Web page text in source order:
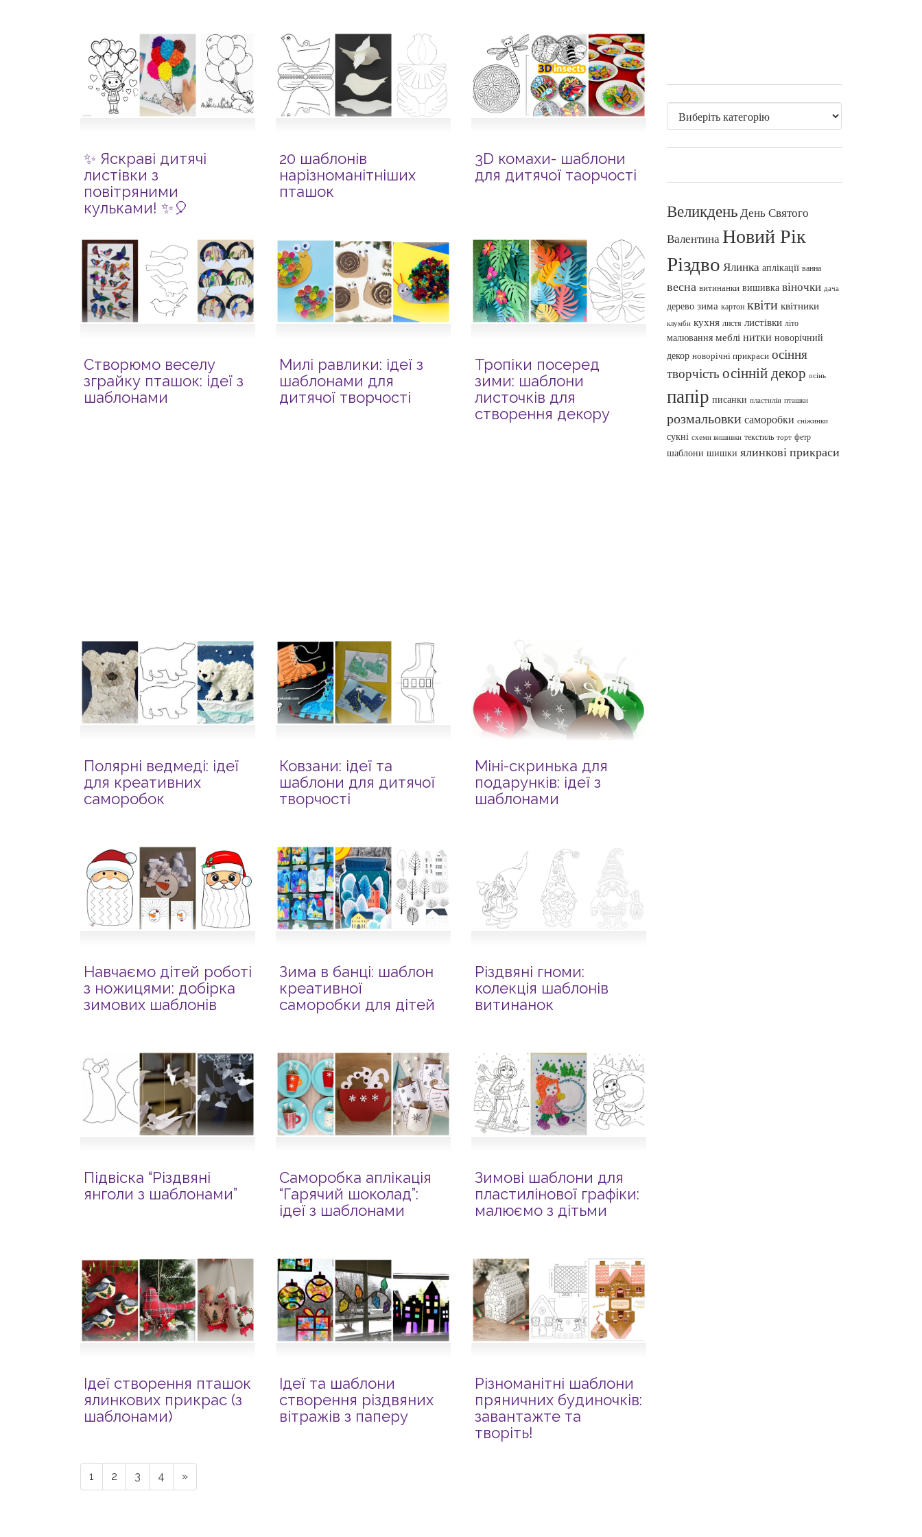
✨ Яскраві дитячі
листівки з
повітряними
кульками! ✨🎈
20 шаблонів
нарізноманітніших
пташок
3D комахи- шаблони
для дитячої таорчості
Створюмо веселу
зграйку пташок: ідеї з
шаблонами
Милі равлики: ідеї з
шаблонами для
дитячої творчості
Тропіки посеред
зими: шаблони
листочків для
створення декору
Полярні ведмеді: ідеї
для креативних
саморобок
Ковзани: ідеї та
шаблони для дитячої
творчості
Міні-скринька для
подарунків: ідеї з
шаблонами
Навчаємо дітей роботі
з ножицями: добірка
зимових шаблонів
Зима в банці: шаблон
креативної
саморобки для дітей
Різдвяні гноми:
колекція шаблонів
витинанок
Підвіска “Різдвяні
янголи з шаблонами”
Саморобка аплікація
“Гарячий шоколад”:
ідеї з шаблонами
Зимові шаблони для
пластилінової графіки:
малюємо з дітьми
Ідеї створення пташок
ялинкових прикрас (з
шаблонами)
Ідеї та шаблони
створення різдвяних
вітражів з паперу
Різноманітні шаблони
пряничних будиночків:
завантажте та
творіть!
1 2 3 4 »
ВеликденьДень Святого
ВалентинаНовий Рік
Різдво Ялинка аплікації ванна
весна витинанки вишивка віночки дача
дерево зима картон квіти квітники
клумби кухня листя листівки літо
малювання меблі нитки новорічний
декор новорічні прикраси осіння
творчість осінній декор осінь
папір писанки пластилін пташки
розмальовки саморобки сніжинки
сукні схеми вишивки текстиль торт фетр
шаблони шишки ялинкові прикраси